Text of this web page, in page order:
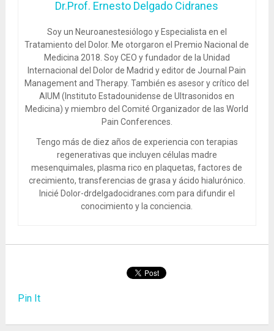
Dr.Prof. Ernesto Delgado Cidranes
Soy un Neuroanestesiólogo y Especialista en el
Tratamiento del Dolor. Me otorgaron el Premio Nacional de
Medicina 2018. Soy CEO y fundador de la Unidad
Internacional del Dolor de Madrid y editor de Journal Pain
Management and Therapy. También es asesor y crítico del
AIUM (Instituto Estadounidense de Ultrasonidos en
Medicina) y miembro del Comité Organizador de las World
Pain Conferences.
Tengo más de diez años de experiencia con terapias
regenerativas que incluyen células madre
mesenquimales, plasma rico en plaquetas, factores de
crecimiento, transferencias de grasa y ácido hialurónico.
Inicié Dolor-drdelgadocidranes.com para difundir el
conocimiento y la conciencia.
Pin It